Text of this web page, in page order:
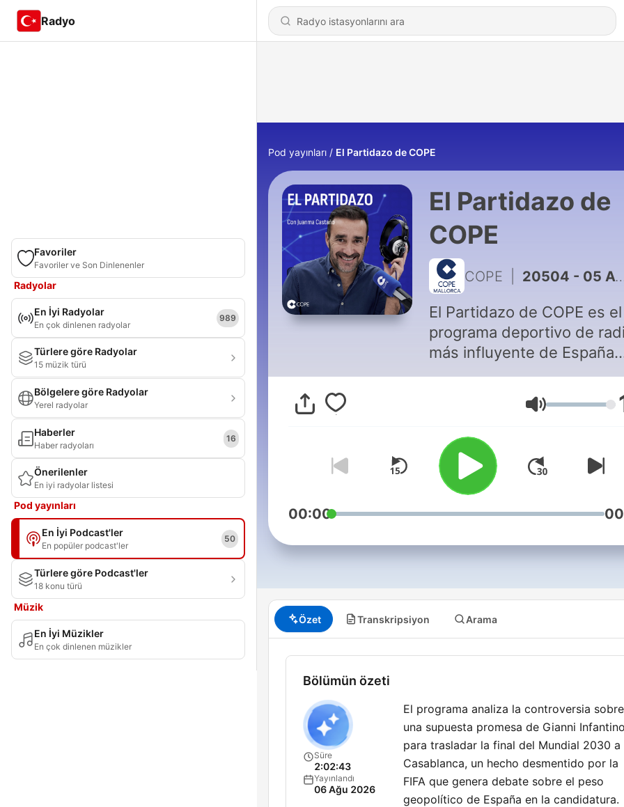
Radyo
Favoriler
Favoriler ve Son Dinlenenler
Radyolar
En İyi Radyolar
En çok dinlenen radyolar
989
Türlere göre Radyolar
15 müzik türü
Bölgelere göre Radyolar
Yerel radyolar
Haberler
Haber radyoları
16
Önerilenler
En iyi radyolar listesi
Pod yayınları
En İyi Podcast'ler
En popüler podcast'ler
50
Türlere göre Podcast'ler
18 konu türü
Müzik
En İyi Müzikler
En çok dinlenen müzikler
Pod yayınları El Partidazo de COPE
El Partidazo de
COPE
COPE 20504 - 05 AGO 2026 | EL PARTIDAZO DE COPE
El Partidazo de COPE es el
programa deportivo de
más influyente de España.
Presentado por Juanma
Castaño, es de lunes a
de 23:30h a 1:30h. Con las
mejores tertulias en las que
participan Manolo Lama,
González, Joseba
Gonzalo Miró, Roberto
o Miguel Rico
Ses
00:00
Özet Transkripsiyon Arama
Bölümün özeti
Süre
2:02:43
Yayınlandı
06 Ağu 2026
El programa analiza la controversia sobre
una supuesta promesa de Gianni Infantino
para trasladar la final del Mundial 2030 a
Casablanca, un hecho desmentido por la
FIFA que genera debate sobre el peso
geopolítico de España en la candidatura.